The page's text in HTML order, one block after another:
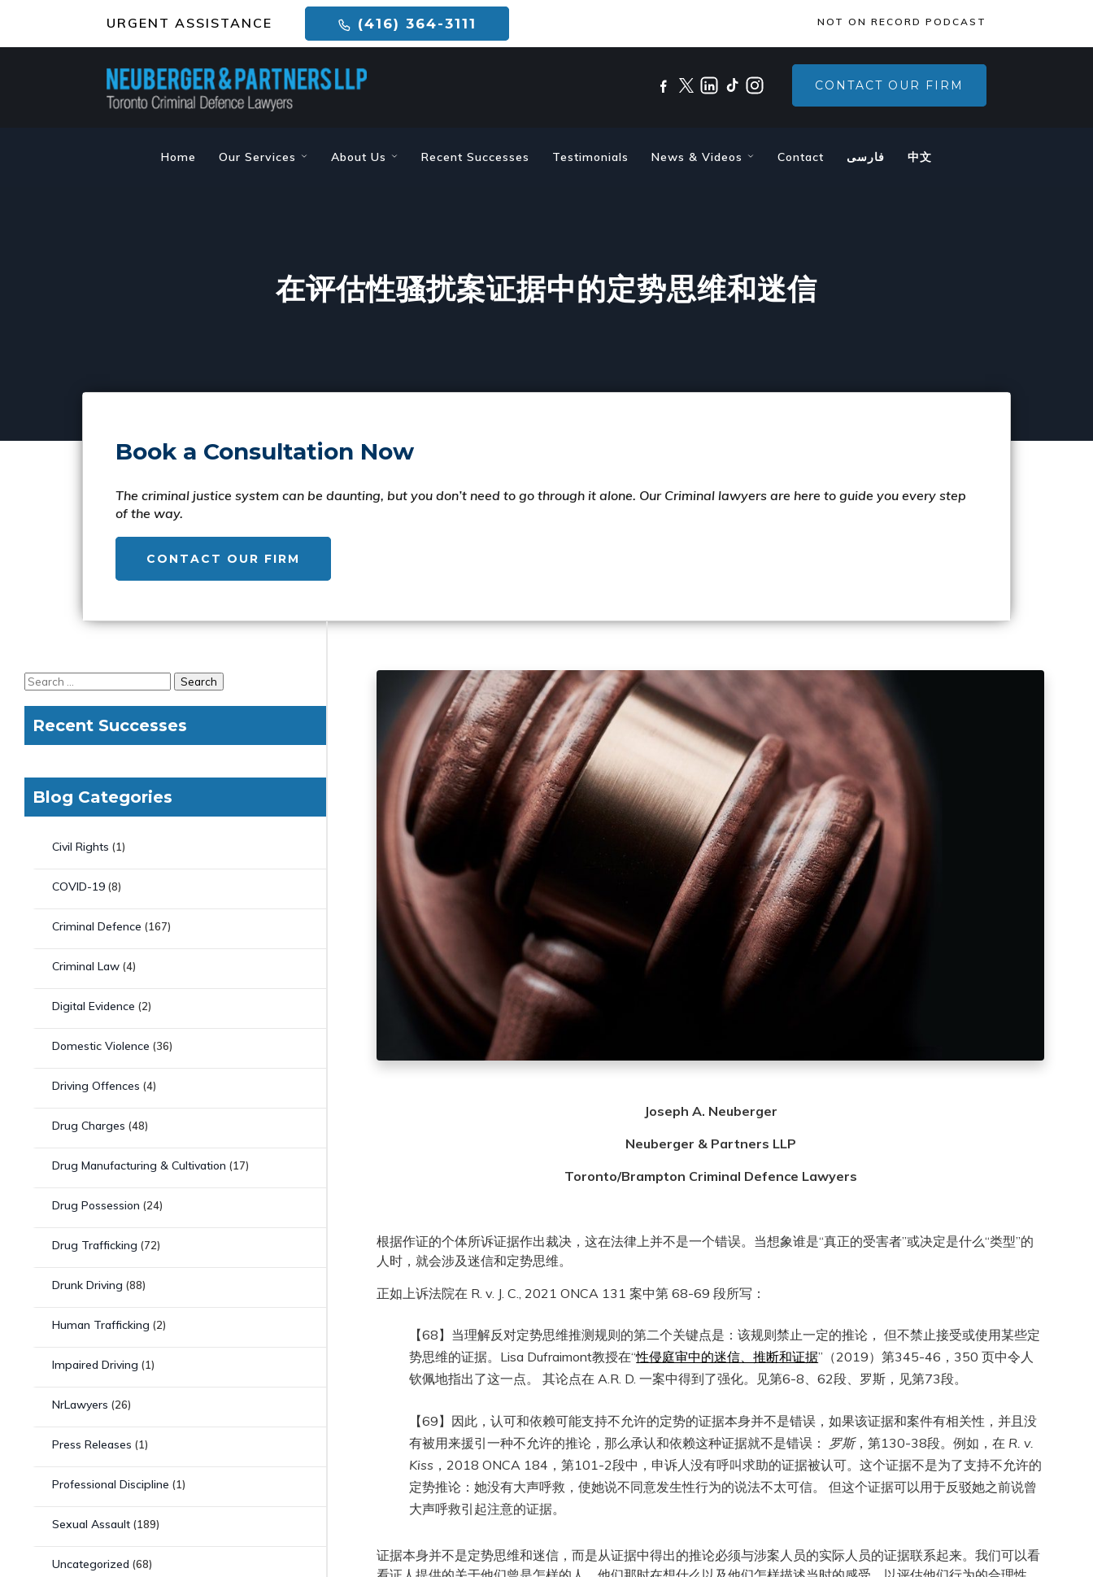
URGENT ASSISTANCE (416) 364-3111 NOT ON RECORD PODCAST
CONTACT OUR FIRM
Home Our Services About Us Recent Successes Testimonials News & Videos Contact فارسی 中文
在评估性骚扰案证据中的定势思维和迷信
Book a Consultation Now
The criminal justice system can be daunting, but you don’t need to go through it alone. Our Criminal lawyers are here to guide you every step
of the way.
CONTACT OUR FIRM
Recent Successes
Blog Categories
Civil Rights (1)
COVID-19 (8)
Criminal Defence (167)
Criminal Law (4)
Digital Evidence (2)
Domestic Violence (36)
Driving Offences (4)
Drug Charges (48)
Drug Manufacturing & Cultivation (17)
Drug Possession (24)
Drug Trafficking (72)
Drunk Driving (88)
Human Trafficking (2)
Impaired Driving (1)
NrLawyers (26)
Press Releases (1)
Professional Discipline (1)
Sexual Assault (189)
Uncategorized (68)
Joseph A. Neuberger
Neuberger & Partners LLP
Toronto/Brampton Criminal Defence Lawyers
根据作证的个体所诉证据作出裁决，这在法律上并不是一个错误。当想象谁是“真正的受害者”或决定是什么“类型”的
人时，就会涉及迷信和定势思维。
正如上诉法院在 R. v. J. C., 2021 ONCA 131 案中第 68-69 段所写：
【68】当理解反对定势思维推测规则的第二个关键点是：该规则禁止一定的推论， 但不禁止接受或使用某些定
势思维的证据。Lisa Dufraimont教授在“性侵庭审中的迷信、推断和证据”（2019）第345-46，350 页中令人
钦佩地指出了这一点。 其论点在 A.R. D. 一案中得到了强化。 见第6-8、62段、罗斯，见第73段。
【69】因此，认可和依赖可能支持不允许的定势的证据本身并不是错误，如果该证据和案件有相关性，并且没
有被用来援引一种不允许的推论，那么承认和依赖这种证据就不是错误： 罗斯，第130-38段。例如，在 R. v.
Kiss ，2018 ONCA 184，第101-2段中，申诉人没有呼叫求助的证据被认可。这个证据不是为了支持不允许的
定势推论：她没有大声呼救，使她说不同意发生性行为的说法不太可信。 但这个证据可以用于反驳她之前说曾
大声呼救引起注意的证据。
证据本身并不是定势思维和迷信，而是从证据中得出的推论必须与涉案人员的实际人员的证据联系起来。我们可以看